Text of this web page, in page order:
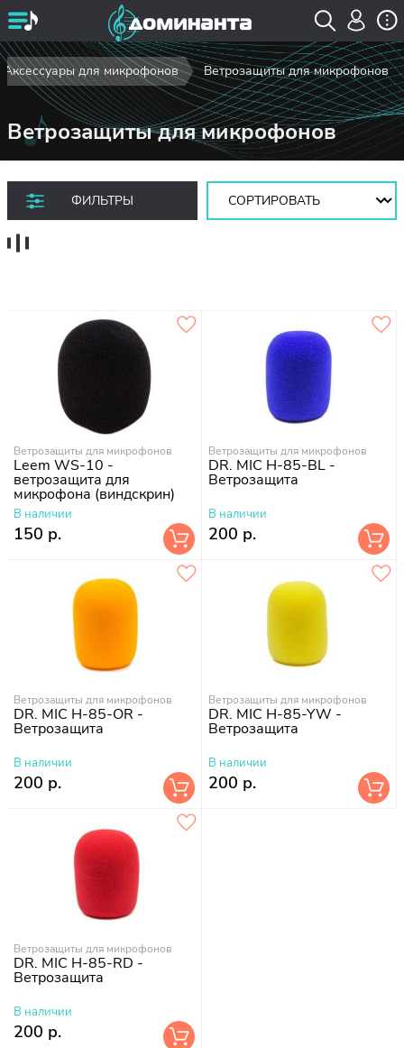
Аксессуары для микрофонов Ветрозащиты для микрофонов
Ветрозащиты для микрофонов
ФИЛЬТРЫ
Сортировать:
Ветрозащиты для микрофонов
Leem WS-10 -
ветрозащита для
микрофона (виндскрин)
В наличии
150 р.
Ветрозащиты для микрофонов
DR. MIC H-85-BL -
Ветрозащита
В наличии
200 р.
Ветрозащиты для микрофонов
DR. MIC H-85-OR -
Ветрозащита
В наличии
200 р.
Ветрозащиты для микрофонов
DR. MIC H-85-YW -
Ветрозащита
В наличии
200 р.
Ветрозащиты для микрофонов
DR. MIC H-85-RD -
Ветрозащита
В наличии
200 р.